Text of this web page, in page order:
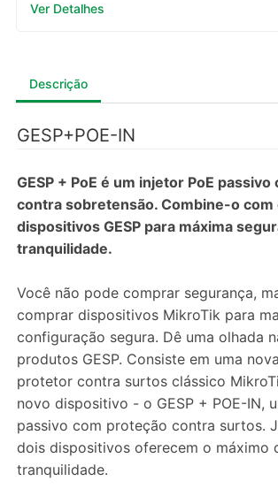
Ver Detalhes
Descrição
GESP+POE-IN
GESP + PoE é um injetor PoE
contra sobretensão. Combine-o com
dispositivos GESP para máxima
tranquilidade.
Você não pode comprar segurança,
comprar dispositivos MikroTik para
configuração segura. Dê uma olhada
produtos GESP. Consiste em uma
protetor contra surtos clássico
novo dispositivo - o GESP + POE-IN,
passivo com proteção contra surtos.
dois dispositivos oferecem o máximo
tranquilidade.